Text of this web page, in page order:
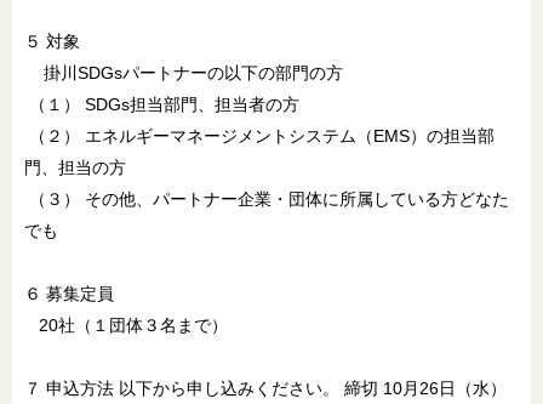
５ 対象
掛川SDGsパートナーの以下の部門の方
（１） SDGs担当部門、担当者の方
（２） エネルギーマネージメントシステム（EMS）の担当部
門、担当の方
（３） その他、パートナー企業・団体に所属している方どなた
でも
６ 募集定員
20社（１団体３名まで）
７ 申込方法 以下から申し込みください。 締切 10月26日（水）